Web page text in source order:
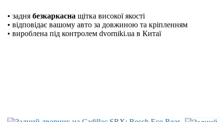
• задня безкаркасна щітка високої якості
• відповідає вашому авто за довжиною та кріпленням
• вироблена під контролем dvorniki.ua в Китаї